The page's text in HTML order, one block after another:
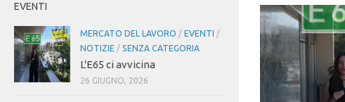
EVENTI
MERCATO DEL LAVORO / EVENTI /
NOTIZIE / SENZA CATEGORIA
L'E65 ci avvicina
26 GIUGNO, 2026